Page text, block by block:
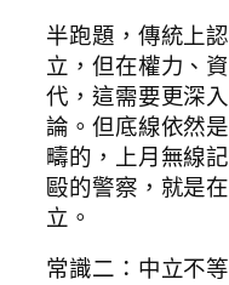
半跑題，傳統上
立，但在權力、
代，這需要更深
論。但底線依然
疇的，上月無線
毆的警察，就是
立。
常識二：中立不